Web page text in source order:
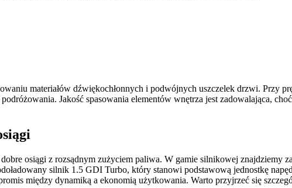
materiałów dźwiękochłonnych i podwójnych uszczelek drzwi. Przy
Jakość spasowania elementów wnętrza jest zadowalająca,
osiągi z rozsądnym zużyciem paliwa. W gamie silnikowej znajdziemy
silnik 1.5 GDI Turbo, który stanowi podstawową jednostkę
między dynamiką a ekonomią użytkowania. Warto przyjrzeć się